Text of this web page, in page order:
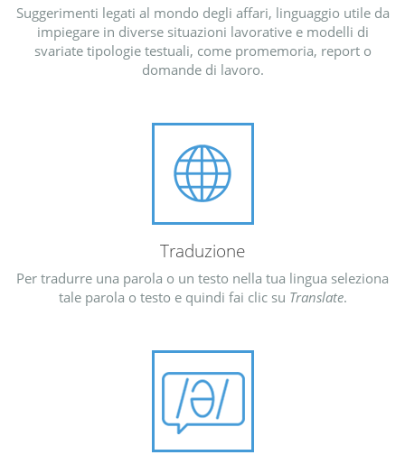
Suggerimenti legati al mondo degli affari, linguaggio utile da
impiegare in diverse situazioni lavorative e modelli di
svariate tipologie testuali, come promemoria, report o
domande di lavoro.
Traduzione
Per tradurre una parola o un testo nella tua lingua seleziona
tale parola o testo e quindi fai clic su Translate.